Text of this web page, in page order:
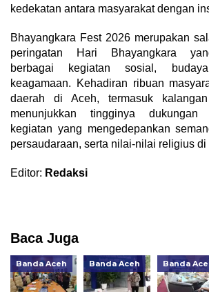
kedekatan antara masyarakat dengan
Bhayangkara Fest 2026 merupakan
peringatan Hari Bhayangkara
berbagai kegiatan sosial,
keagamaan. Kehadiran ribuan
daerah di Aceh, termasuk
menunjukkan tingginya
kegiatan yang mengedepankan
persaudaraan, serta nilai-nilai religius di
Editor: Redaksi
Baca Juga
Banda Aceh Banda Aceh Banda